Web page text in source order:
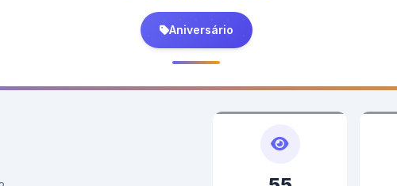
Aniversário